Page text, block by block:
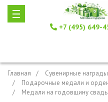
+7 (495) 649-
Главная
Сувенирные награды
Подарочные медали и
Медали на годовщину